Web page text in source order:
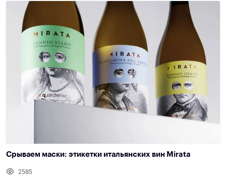
Срываем маски: этикетки итальянских вин Mirata
2585